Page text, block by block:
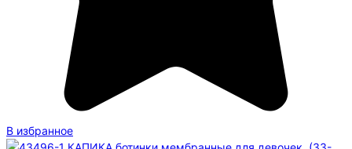
В избранное